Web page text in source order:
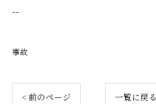
--
事故
< 前のページ 一覧に戻る